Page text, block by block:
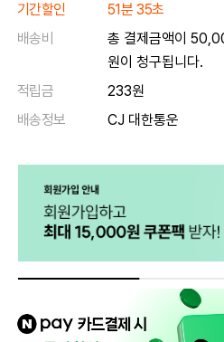
기간할인
51분 35초
배송비
총 결제금액이
원이 청구됩니다.
적립금
233원
배송정보
CJ 대한통운